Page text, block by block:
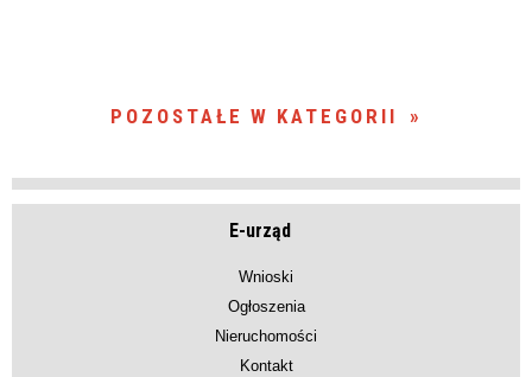
POZOSTAŁE W KATEGORII
E-urząd
Wnioski
Ogłoszenia
Nieruchomości
Kontakt